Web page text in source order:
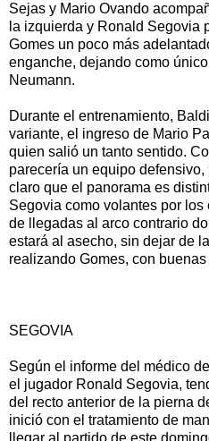
Sejas y Mario Ovando
la izquierda y Ronald Segovia
Gomes un poco más
enganche, dejando como
Neumann.
Durante el entrenamiento,
variante, el ingreso de Mario
quien salió un tanto sentido.
parecería un equipo
claro que el panorama es
Segovia como volantes por
de llegadas al arco contrario
estará al asecho, sin dejar de
realizando Gomes, con
SEGOVIA
Según el informe del médico
el jugador Ronald Segovia,
del recto anterior de la pierna
inició con el tratamiento de
llegar al partido de este